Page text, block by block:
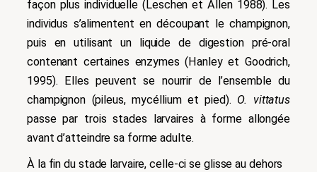
façon plus individuelle (Leschen et Allen 1988). Les
individus s’alimentent en découpant le champignon,
puis en utilisant un liquide de digestion pré-oral
contenant certaines enzymes (Hanley et Goodrich,
1995). Elles peuvent se nourrir de l’ensemble du
champignon (pileus, mycéllium et pied). O. vittatus
passe par trois stades larvaires à forme allongée
avant d’atteindre sa forme adulte.
À la fin du stade larvaire, celle-ci se glisse au dehors